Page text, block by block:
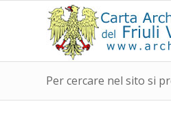
Per cercare nel sito si